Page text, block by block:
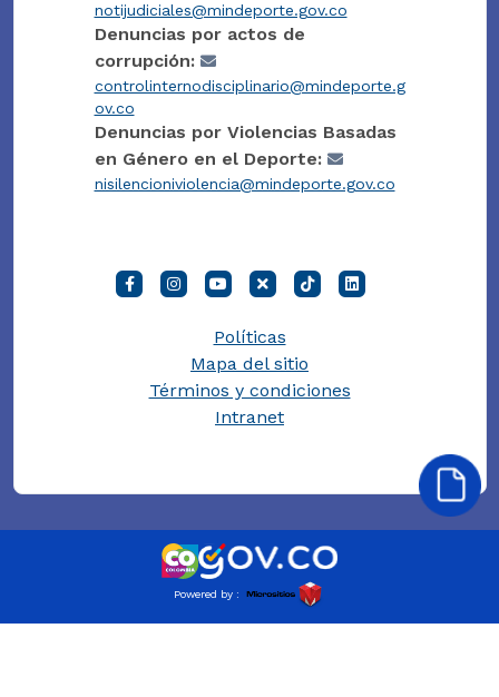
notijudiciales@mindeporte.gov.co
Denuncias por actos de
corrupción:
controlinternodisciplinario@mindeporte.g
ov.co
Denuncias por Violencias Basadas
en Género en el Deporte:
nisilencioniviolencia@mindeporte.gov.co
Políticas
Mapa del sitio
Términos y condiciones
Intranet
Powered by :